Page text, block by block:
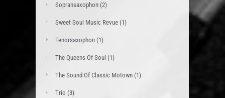
Sopransaxophon (2)
Sweet Soul Music Revue (1)
Tenorsaxophon (1)
The Queens Of Soul (1)
The Sound Of Classic Motown (1)
Trio (3)